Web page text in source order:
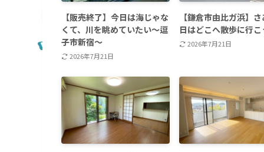
【販売終了】今日は海じゃな
くて、川を眺めていたい〜逗
子市新宿〜
2026年7月21日
【鎌倉市由比ガ浜】
日はどこへ散歩に行こ
2026年7月21日